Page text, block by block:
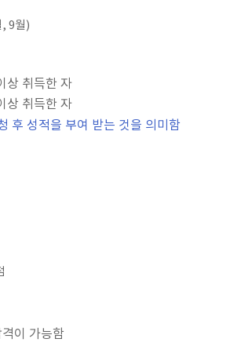
9월)
상 취득한 자
상 취득한 자
후 성적을 부여 받는 것을 의미함
이 가능함